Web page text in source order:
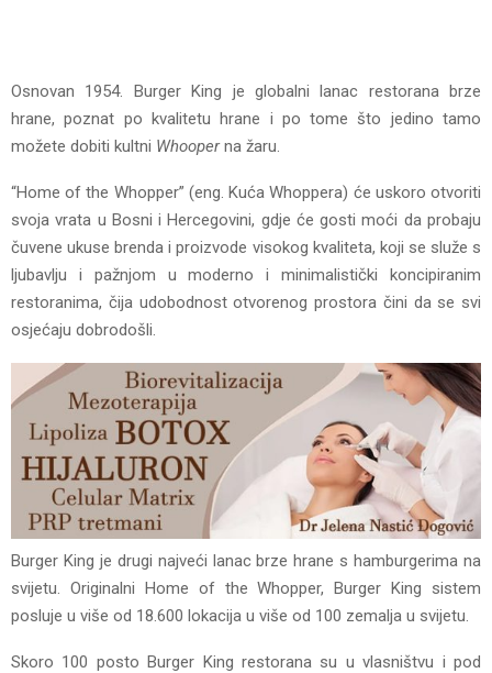
Osnovan 1954. Burger King je globalni lanac restorana brze
hrane, poznat po kvalitetu hrane i po tome što jedino tamo
možete dobiti kultni Whooperna žaru.
“Home of the Whopper” (eng. Kuća Whoppera) će uskoro otvoriti
svoja vrata u Bosni i Hercegovini, gdje će gosti moći da probaju
čuvene ukuse brenda i proizvode visokog kvaliteta, koji se služe s
ljubavlju i pažnjom u moderno i minimalistički koncipiranim
restoranima, čija udobodnost otvorenog prostora čini da se svi
osjećaju dobrodošli.
Burger King je drugi najveći lanac brze hrane s hamburgerima na
svijetu. Originalni Home of the Whopper, Burger King sistem
posluje u više od 18.600 lokacija u više od 100 zemalja u svijetu.
Skoro 100 posto Burger King restorana su u vlasništvu i pod